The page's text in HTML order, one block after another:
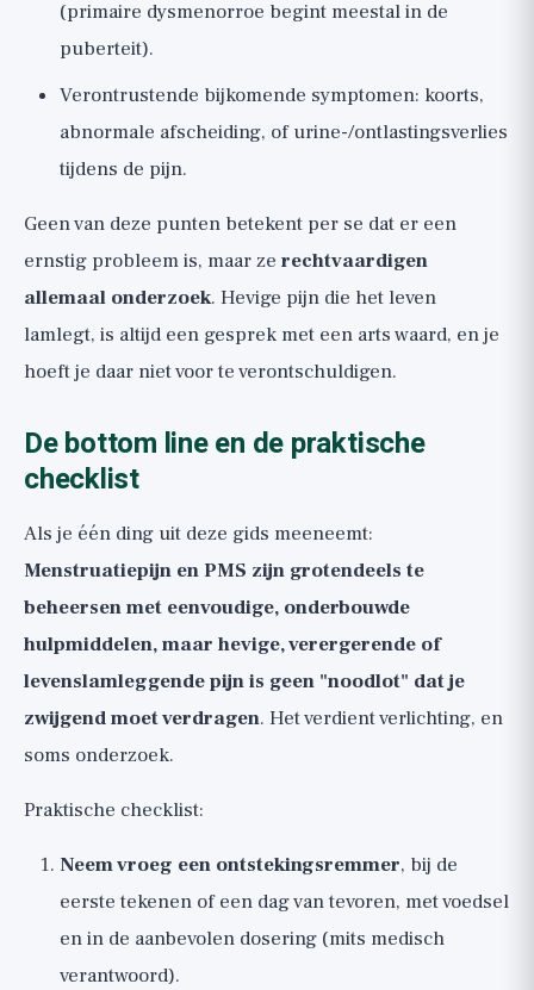
(primaire dysmenorroe begint meestal in de
puberteit).
Verontrustende bijkomende symptomen: koorts,
abnormale afscheiding, of urine-/ontlastingsverlies
tijdens de pijn.
Geen van deze punten betekent per se dat er een
ernstig probleem is, maar ze rechtvaardigen
allemaal onderzoek. Hevige pijn die het leven
lamlegt, is altijd een gesprek met een arts waard, en je
hoeft je daar niet voor te verontschuldigen.
De bottom line en de praktische
checklist
Als je één ding uit deze gids meeneemt:
Menstruatiepijn en PMS zijn grotendeels te
beheersen met eenvoudige, onderbouwde
hulpmiddelen, maar hevige, verergerende of
levenslamleggende pijn is geen "noodlot" dat je
zwijgend moet verdragen. Het verdient verlichting, en
soms onderzoek.
Praktische checklist:
Neem vroeg een ontstekingsremmer, bij de
eerste tekenen of een dag van tevoren, met voedsel
en in de aanbevolen dosering (mits medisch
verantwoord).